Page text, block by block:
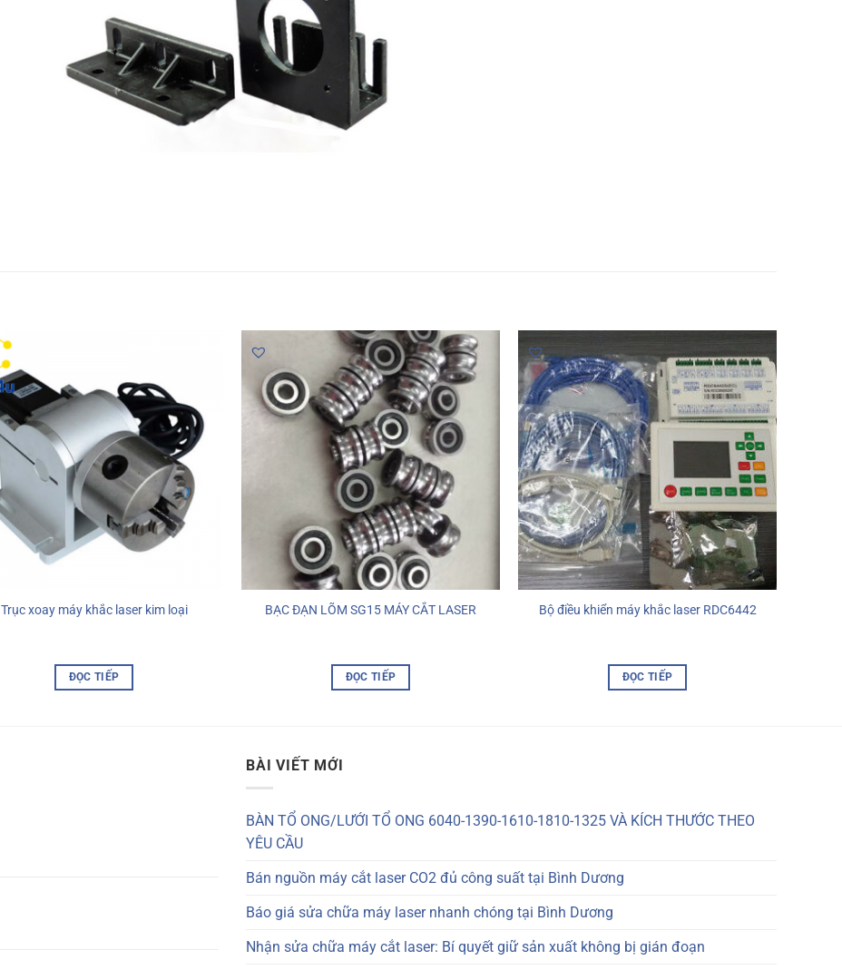
Trục xoay máy khắc laser kim loại
ĐỌC TIẾP
BẠC ĐẠN LÕM SG15 MÁY CẮT LASER
ĐỌC TIẾP
Bộ điều khiển máy khắc laser RDC6442
ĐỌC TIẾP
BÀI VIẾT MỚI
BÀN TỔ ONG/LƯỚI TỔ ONG 6040-1390-1610-1810-1325 VÀ KÍCH THƯỚC THEO
YÊU CẦU
Bán nguồn máy cắt laser CO2 đủ công suất tại Bình Dương
Báo giá sửa chữa máy laser nhanh chóng tại Bình Dương
Nhận sửa chữa máy cắt laser: Bí quyết giữ sản xuất không bị gián đoạn